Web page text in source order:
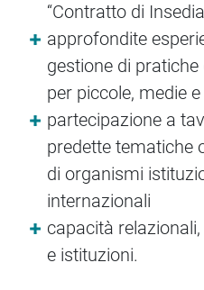
“Contratto di
approfondite
gestione di
per piccole, medie
partecipazione a
predette tematiche
di organismi
internazionali
capacità
e istituzioni.